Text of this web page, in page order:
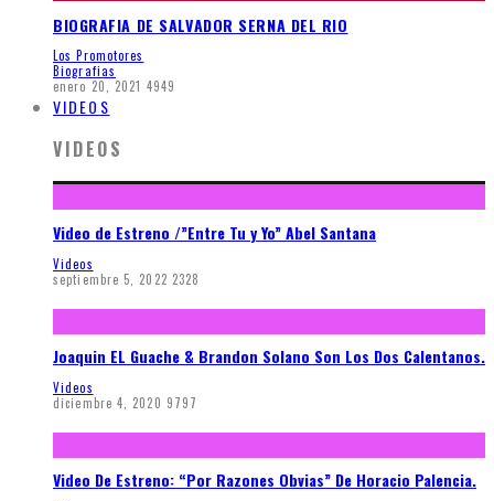
BIOGRAFIA DE SALVADOR SERNA DEL RIO
Los Promotores
Biografias
enero 20, 2021 4949
VIDEOS
VIDEOS
Video de Estreno /”Entre Tu y Yo” Abel Santana
Videos
septiembre 5, 2022 2328
Joaquin EL Guache & Brandon Solano Son Los Dos Calentanos.
Videos
diciembre 4, 2020 9797
Video De Estreno: “Por Razones Obvias” De Horacio Palencia.